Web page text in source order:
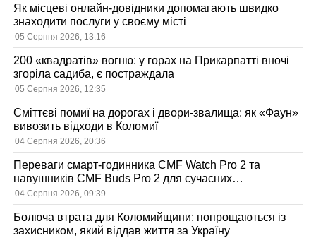
Як місцеві онлайн-довідники допомагають швидко
знаходити послуги у своєму місті
05 Серпня 2026, 13:16
200 «квадратів» вогню: у горах на Прикарпатті вночі
згоріла садиба, є постраждала
05 Серпня 2026, 12:35
Сміттєві помиї на дорогах і двори-звалища: як «Фаун»
вивозить відходи в Коломиї
04 Серпня 2026, 20:36
Переваги смарт-годинника CMF Watch Pro 2 та
навушників CMF Buds Pro 2 для сучасних
користувачів
04 Серпня 2026, 09:39
Болюча втрата для Коломийщини: попрощаються із
захисником, який віддав життя за Україну